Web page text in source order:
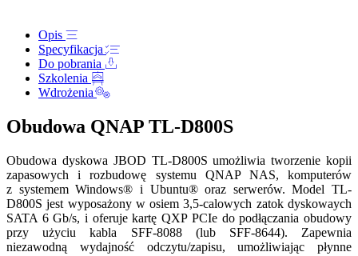
Opis
Specyfikacja
Do pobrania
Szkolenia
Wdrożenia
Obudowa QNAP TL-D800S
Obudowa dyskowa JBOD TL-D800S umożliwia tworzenie kopii
zapasowych i rozbudowę systemu QNAP NAS, komputerów
z systemem Windows® i Ubuntu® oraz serwerów. Model TL-
D800S jest wyposażony w osiem 3,5-calowych zatok dyskowaych
SATA 6 Gb/s, i oferuje kartę QXP PCIe do podłączania obudowy
przy użyciu kabla SFF-8088 (lub SFF-8644). Zapewnia
niezawodną wydajność odczytu/zapisu, umożliwiając płynne